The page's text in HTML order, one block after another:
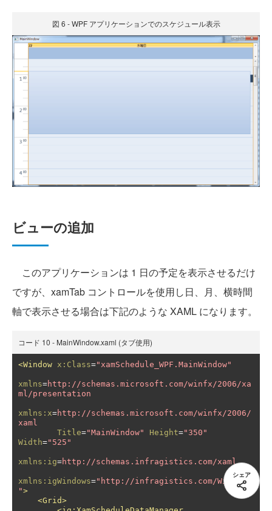
図 6 - WPF アプリケーションでのスケジュール表示
ビューの追加
このアプリケーションは 1 日の予定を表示させるだけ
ですが、xamTab コントロールを使用し日、月、横時間
軸で表示させる場合は下記のような XAML になります。
コード 10 - MainWindow.xaml (タブ使用)
<Window x:Class="xamSchedule_WPF.MainWindow"
xmlns=http://schemas.microsoft.com/winfx/2006/xa
ml/presentation
xmlns:x=http://schemas.microsoft.com/winfx/2006/
xaml
Title="MainWindow" Height="350"
Width="525"
xmlns:ig=http://schemas.infragistics.com/xaml
xmlns:igWindows="http://infragistics.com/Windows
">
<Grid>
シェア